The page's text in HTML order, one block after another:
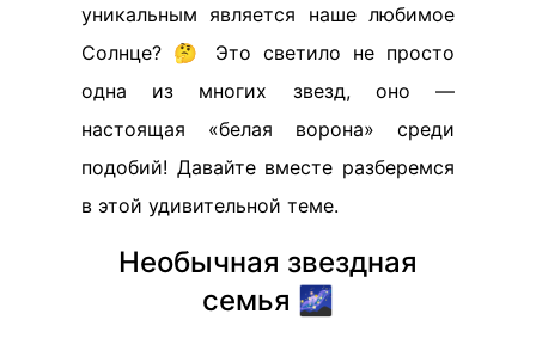
уникальным является наше любимое
Солнце? 🤔 Это светило не просто
одна из многих звезд, оно —
настоящая «белая ворона» среди
подобий! Давайте вместе разберемся
в этой удивительной теме.
Необычная звездная
семья 🌌